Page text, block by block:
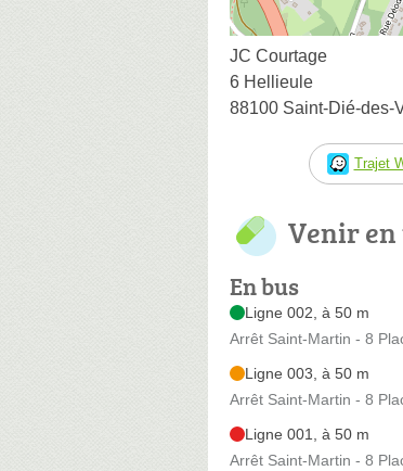
JC Courtage
6 Hellieule
88100 Saint-Dié-des-
Trajet
Venir
En bus
Ligne 002, à 50 m
Arrêt Saint-Martin - 8
Ligne 003, à 50 m
Arrêt Saint-Martin - 8
Ligne 001, à 50 m
Arrêt Saint-Martin - 8